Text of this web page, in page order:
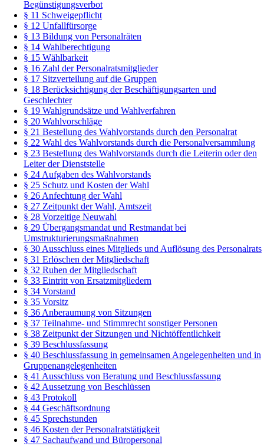
Begünstigungsverbot
§ 11 Schweigepflicht
§ 12 Unfallfürsorge
§ 13 Bildung von Personalräten
§ 14 Wahlberechtigung
§ 15 Wählbarkeit
§ 16 Zahl der Personalratsmitglieder
§ 17 Sitzverteilung auf die Gruppen
§ 18 Berücksichtigung der Beschäftigungsarten und
Geschlechter
§ 19 Wahlgrundsätze und Wahlverfahren
§ 20 Wahlvorschläge
§ 21 Bestellung des Wahlvorstands durch den Personalrat
§ 22 Wahl des Wahlvorstands durch die Personalversammlung
§ 23 Bestellung des Wahlvorstands durch die Leiterin oder den
Leiter der Dienststelle
§ 24 Aufgaben des Wahlvorstands
§ 25 Schutz und Kosten der Wahl
§ 26 Anfechtung der Wahl
§ 27 Zeitpunkt der Wahl, Amtszeit
§ 28 Vorzeitige Neuwahl
§ 29 Übergangsmandat und Restmandat bei
Umstrukturierungsmaßnahmen
§ 30 Ausschluss eines Mitglieds und Auflösung des Personalrats
§ 31 Erlöschen der Mitgliedschaft
§ 32 Ruhen der Mitgliedschaft
§ 33 Eintritt von Ersatzmitgliedern
§ 34 Vorstand
§ 35 Vorsitz
§ 36 Anberaumung von Sitzungen
§ 37 Teilnahme- und Stimmrecht sonstiger Personen
§ 38 Zeitpunkt der Sitzungen und Nichtöffentlichkeit
§ 39 Beschlussfassung
§ 40 Beschlussfassung in gemeinsamen Angelegenheiten und in
Gruppenangelegenheiten
§ 41 Ausschluss von Beratung und Beschlussfassung
§ 42 Aussetzung von Beschlüssen
§ 43 Protokoll
§ 44 Geschäftsordnung
§ 45 Sprechstunden
§ 46 Kosten der Personalratstätigkeit
§ 47 Sachaufwand und Büropersonal